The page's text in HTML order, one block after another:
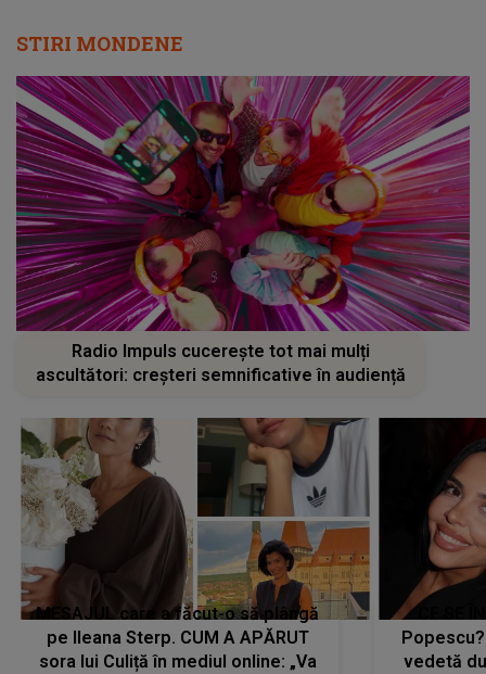
STIRI MONDENE
Radio Impuls cucerește tot mai mulți
ascultători: creșteri semnificative în audiență
MESAJUL care a făcut-o să plângă
pe Ileana Sterp. CUM A APĂRUT
sora lui Culiță în mediul online: „Va
vedetă